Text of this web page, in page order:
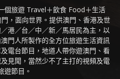
個旅遊 Travel＋飲食 Food＋生活
，面向世界。提供澳門、香港及世
港／台／中／新／馬居民為主，以
門人所製作的全方位旅遊生活資訊
電台節目，地道人帶你遊澳門、看
見聞，當然少不了主打的視頻及電
遊節目。